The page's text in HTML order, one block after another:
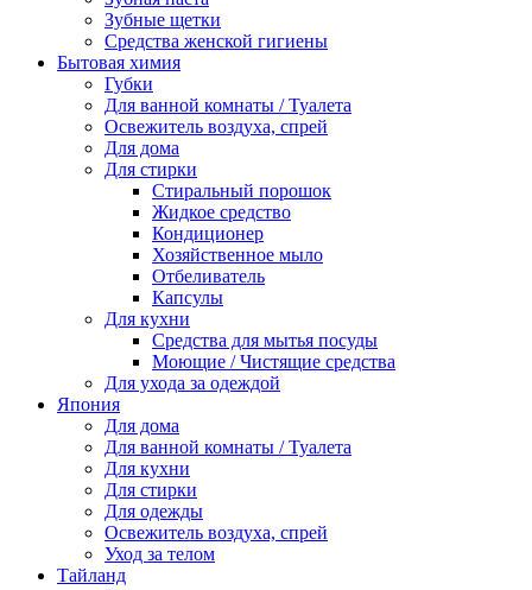
Зубные щетки
Средства женской гигиены
Бытовая химия
Губки
Для ванной комнаты / Туалета
Освежитель воздуха, спрей
Для дома
Для стирки
Стиральный порошок
Жидкое средство
Кондиционер
Хозяйственное мыло
Отбеливатель
Капсулы
Для кухни
Средства для мытья посуды
Моющие / Чистящие средства
Для ухода за одеждой
Япония
Для дома
Для ванной комнаты / Туалета
Для кухни
Для стирки
Для одежды
Освежитель воздуха, спрей
Уход за телом
Тайланд